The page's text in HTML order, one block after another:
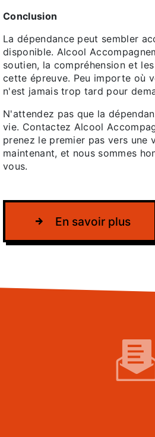
Conclusion
La dépendance peut sembler
disponible. Alcool
soutien, la compréhension et
cette épreuve. Peu importe où
n'est jamais trop tard pour
N'attendez pas que la
vie. Contactez Alcool
prenez le premier pas vers une
maintenant, et nous sommes
vous.
En savoir plus